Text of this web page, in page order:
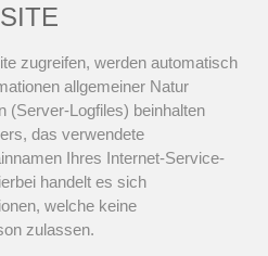
zugreifen, werden automatisch
allgemeiner Natur
(Server-Logfiles) beinhalten
das verwendete
Ihres Internet-Service-
handelt es sich
welche keine
zulassen.